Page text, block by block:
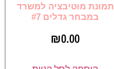
תמונת מוטיבציה למשרד
במבחר גדלים #7
₪0.00